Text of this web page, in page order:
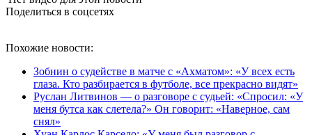
Поделиться в соцсетях
Похожие новости:
Зобнин о судействе в матче с «Ахматом»: «У всех есть
глаза. Кто разбирается в футболе, все прекрасно видят»
Руслан Литвинов — о разговоре с судьей: «Спросил: «У
меня бутса как слетела?» Он говорит: «Наверное, сам
снял»